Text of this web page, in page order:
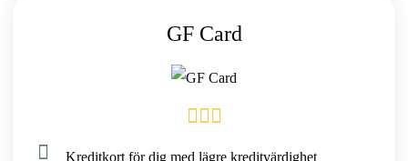
GF Card
Kreditkort för dig med lägre kreditvärdighet